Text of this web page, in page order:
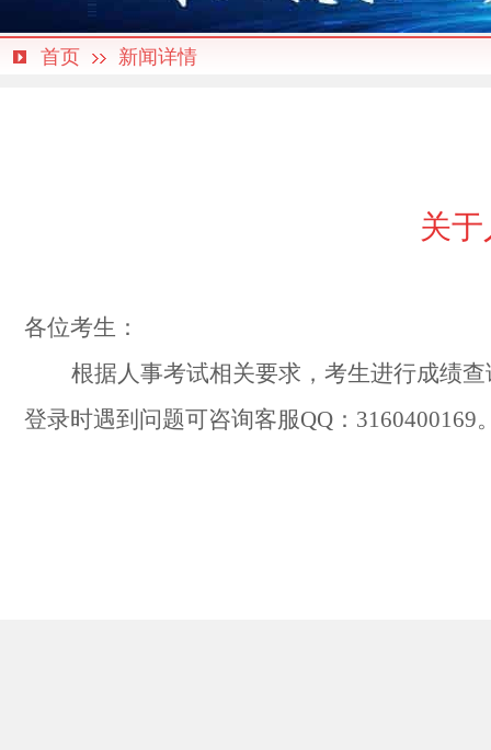
首页 新闻详情
关
各位考生：
根据人事考试相关要求，考生进行成绩
登录时遇到问题可咨询客服QQ：3160400169